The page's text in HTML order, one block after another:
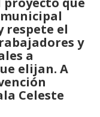
respete el
y
a
elijan. A
Celeste